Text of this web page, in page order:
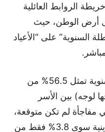
الروابط العائلية
أرض الوطن، حيث
السنوية” على “الأعياد
ووفقا للتقرير، فإن العطل السنوية تمثل 56.5% من
لوجه) بين الأسر
مفاجأة لم تكن متوقعة،
لم تمثل الأعياد والمناسبات الدينية سوى 3.8% فقط من